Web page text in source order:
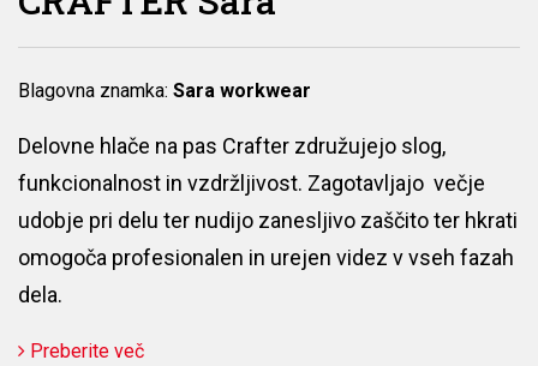
Blagovna znamka: Sara workwear
Delovne hlače na pas Crafter združujejo slog,
funkcionalnost in vzdržljivost. Zagotavljajo večje
udobje pri delu ter nudijo zanesljivo zaščito ter hkrati
omogoča profesionalen in urejen videz v vseh fazah
dela.
Preberite več